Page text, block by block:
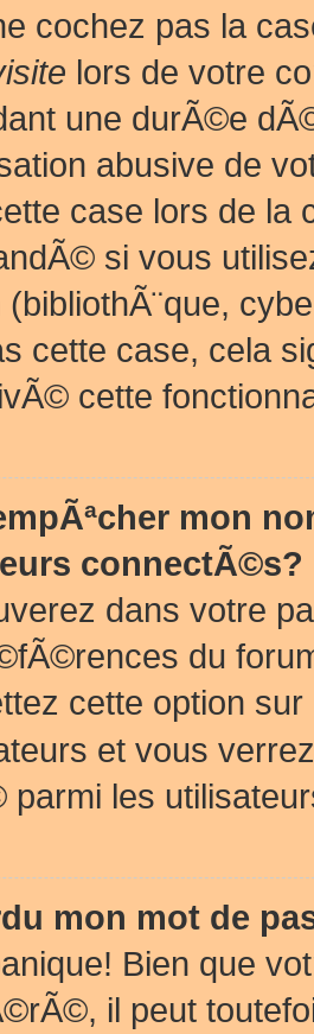
cochez pas la
lors de votre
une durÃ©e
abusive de
case lors de
si vous
(bibliothÃ¨que,
cette case, cela
cette
mon
connectÃ©s?
dans votre
du
cette option sur
et vous
parmi les
mon mot de
Bien que
il peut